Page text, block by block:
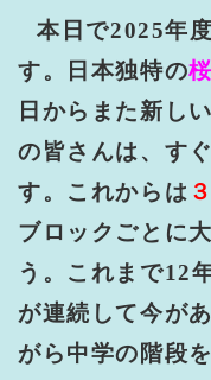
本日で2025年
す。日本独特の桜
日からまた新し
の皆さんは、す
す。これからは
ブロックごとに
う。これまで12
が連続して今が
がら中学の階段